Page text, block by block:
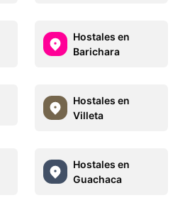
Hostales en
Barichara
Hostales en
Villeta
Hostales en
Guachaca